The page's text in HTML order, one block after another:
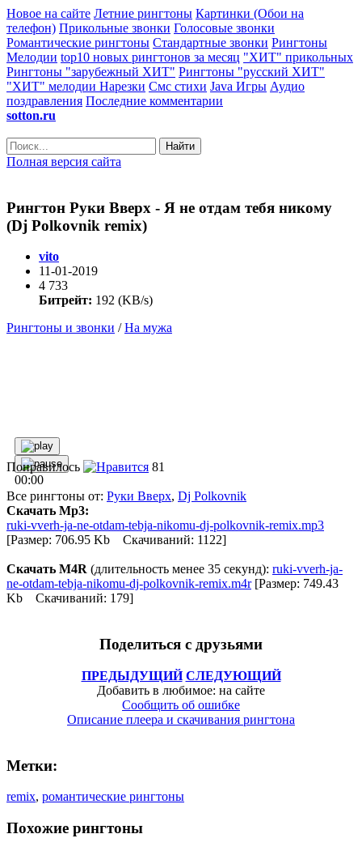
Новое на сайте Летние рингтоны Картинки (Обои на
телефон) Прикольные звонки Голосовые звонки
Романтические рингтоны Стандартные звонки Рингтоны
Мелодии top10 новых рингтонов за месяц "ХИТ" прикольных
Рингтоны "зарубежный ХИТ" Рингтоны "русский ХИТ"
"ХИТ" мелодии Нарезки Смс стихи Java Игры Аудио
поздравления Последние комментарии
sotton.ru
Найти
Полная версия сайта
Рингтон Руки Вверх - Я не отдам тебя никому
(Dj Polkovnik remix)
vito
11-01-2019
4 733
Битрейт: 192 (KB/s)
Рингтоны и звонки /На мужа
00:00
Понравилось 81
Все рингтоны от: Руки Вверх, Dj Polkovnik
Скачать Mp3:
ruki-vverh-ja-ne-otdam-tebja-nikomu-dj-polkovnik-remix.mp3
[Размер: 706.95 Kb Скачиваний: 1122]
Скачать M4R (длительность менее 35 секунд): ruki-vverh-ja-
ne-otdam-tebja-nikomu-dj-polkovnik-remix.m4r[Размер: 749.43
Kb Скачиваний: 179]
Поделиться с друзьями
ПРЕДЫДУЩИЙ СЛЕДУЮЩИЙ
Добавить в любимое: на сайте
Сообщить об ошибке
Описание плеера и скачивания рингтона
Метки:
remix, романтические рингтоны
Похожие рингтоны